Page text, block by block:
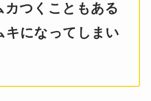
つくこともある
キになってしまい